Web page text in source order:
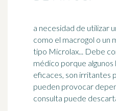
a necesidad de utilizar
como el macrogol o un
tipo Microlax... Debe consultarlo con su
médico porque algunos
eficaces, son irritantes
pueden provocar
consulta puede